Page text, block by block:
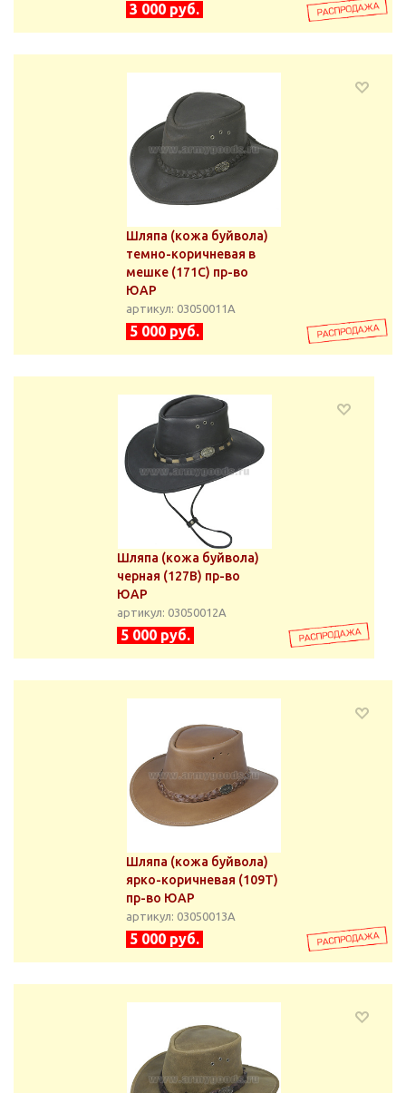
3 000 руб.
Шляпа (кожа буйвола)
темно-коричневая в
мешке (171C) пр-во
ЮАР
артикул: 03050011А
5 000 руб.
Шляпа (кожа буйвола)
черная (127В) пр-во
ЮАР
артикул: 03050012А
5 000 руб.
Шляпа (кожа буйвола)
ярко-коричневая (109Т)
пр-во ЮАР
артикул: 03050013А
5 000 руб.